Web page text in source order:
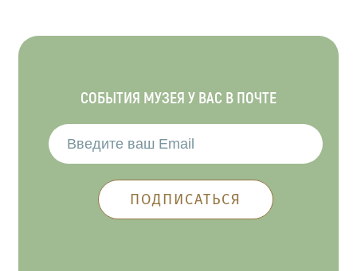
СОБЫТИЯ МУЗЕЯ У ВАС В ПОЧТЕ